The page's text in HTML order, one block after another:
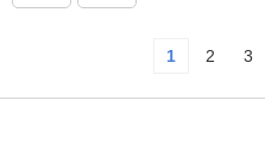
1 2 3